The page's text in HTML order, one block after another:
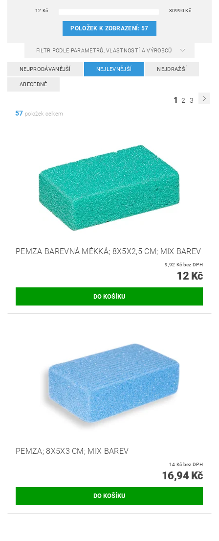
12 Kč 30990 Kč
POLOŽEK K ZOBRAZENÍ:57
FILTR PODLE PARAMETRŮ, VLASTNOSTÍ A VÝROBCŮ
NEJPRODÁVANĚJŠÍ NEJLEVNĚJŠÍ NEJDRAŽŠÍ
ABECEDNĚ
1 2 3
57 položek celkem
PEMZA BAREVNÁ MĚKKÁ; 8X5X2,5 CM; MIX BAREV
9,92 Kč bez DPH
12 Kč
PEMZA; 8X5X3 CM; MIX BAREV
14 Kč bez DPH
16,94 Kč